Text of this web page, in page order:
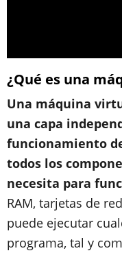
¿Qué es una
Una máquina
una capa
funcionamiento
todos los
necesita para
RAM, tarjetas de
puede ejecutar
programa, tal y